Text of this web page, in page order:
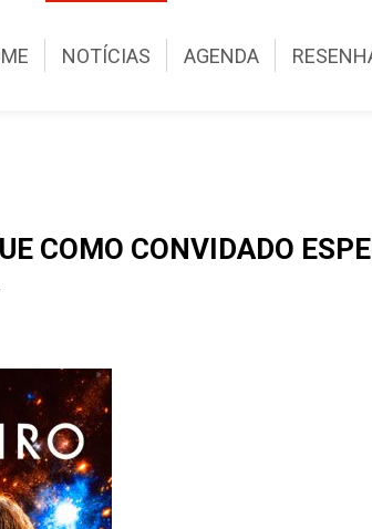
NOTÍCIAS AGENDA
COMO CONVIDADO